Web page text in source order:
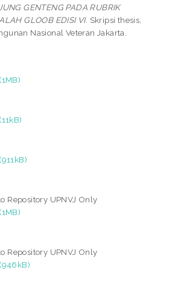
GENTENG PADA RUBRIK
GLOOB EDISI VI. Skripsi thesis,
Nasional Veteran Jakarta.
Repository UPNVJ Only
Repository UPNVJ Only